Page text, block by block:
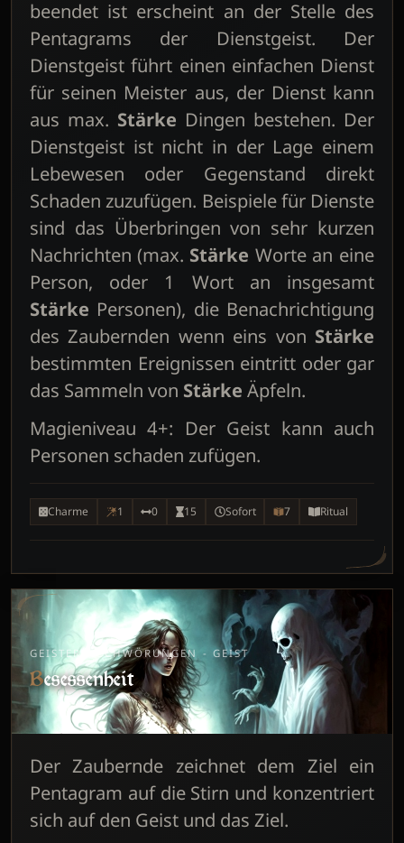
beendet ist erscheint an der Stelle des
Pentagrams der Dienstgeist. Der
Dienstgeist führt einen einfachen Dienst
für seinen Meister aus, der Dienst kann
aus max. Stärke Dingen bestehen. Der
Dienstgeist ist nicht in der Lage einem
Lebewesen oder Gegenstand direkt
Schaden zuzufügen. Beispiele für Dienste
sind das Überbringen von sehr kurzen
Nachrichten (max. Stärke Worte an eine
Person, oder 1 Wort an insgesamt
Stärke Personen), die Benachrichtigung
des Zaubernden wenn eins von Stärke
bestimmten Ereignissen eintritt oder gar
das Sammeln von Stärke Äpfeln.
Magieniveau 4+: Der Geist kann auch
Personen schaden zufügen.
Charme 1 0 15 Sofort 7 Ritual
GEISTERBESCHWÖRUNGEN - GEIST
Besessenheit
Der Zaubernde zeichnet dem Ziel ein
Pentagram auf die Stirn und konzentriert
sich auf den Geist und das Ziel.